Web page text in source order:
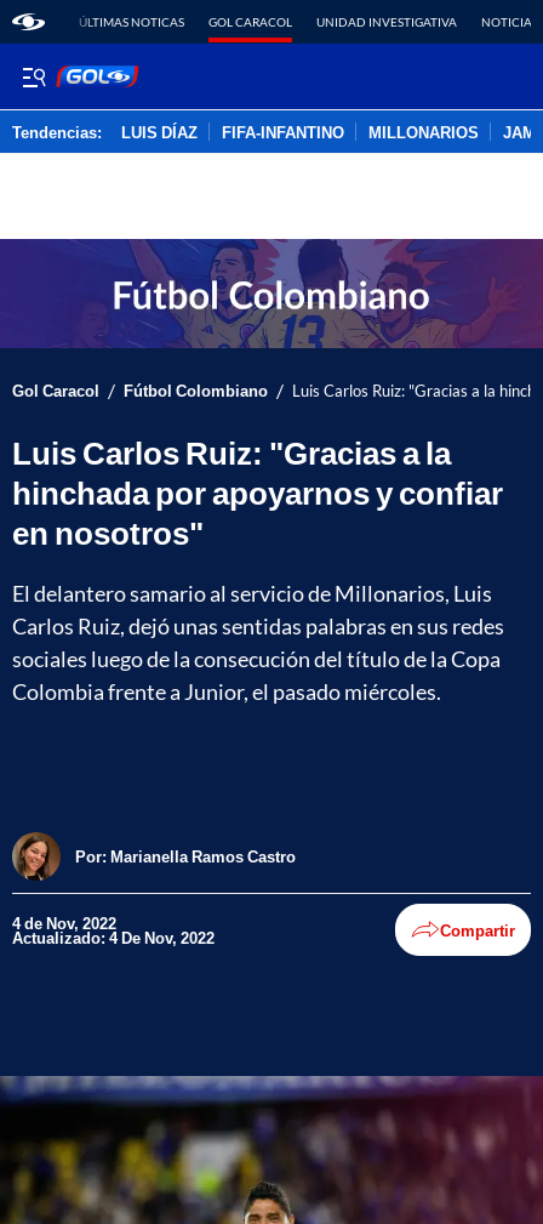
ÚLTIMAS NOTICAS GOL CARACOL UNIDAD INVESTIGATIVA NOTICIAS
Tendencias: LUIS DÍAZ FIFA-INFANTINO MILLONARIOS
Gol Caracol / Fútbol Colombiano / Luis Carlos Ruiz: "Gracias a la
Luis Carlos Ruiz: "Gracias a la
hinchada por apoyarnos y confiar
en nosotros"
El delantero samario al servicio de Millonarios, Luis
Carlos Ruiz, dejó unas sentidas palabras en sus redes
sociales luego de la consecución del título de la Copa
Colombia frente a Junior, el pasado miércoles.
Por: Marianella Ramos Castro
4 de Nov, 2022
Actualizado: 4 De Nov, 2022 Compartir